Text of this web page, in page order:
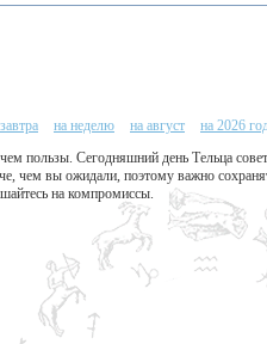
на неделю на август на 2026
пользы. Сегодняшний день Тельца
чем вы ожидали, поэтому важно
на компромиссы.